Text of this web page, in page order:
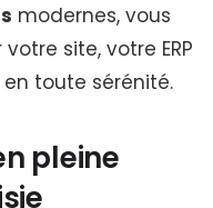
modernes, vous
site, votre ERP
toute sérénité.
pleine